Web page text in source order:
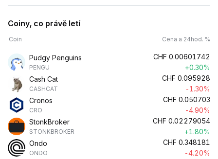
Coiny, co právě letí
Coin Cena a 24hod. %
Pudgy Penguins
PENGU
CHF 0.00601742
+0.30%
Cash Cat
CASHCAT
CHF 0.095928
-1.30%
Cronos
CRO
CHF 0.050703
-4.90%
StonkBroker
STONKBROKER
CHF 0.02279054
+1.80%
Ondo
ONDO
CHF 0.348181
-4.20%